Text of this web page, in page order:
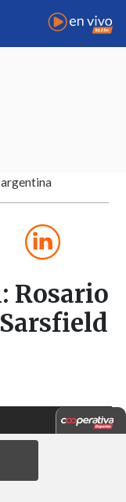
Rosario